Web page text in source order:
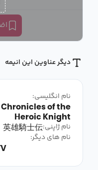
دیگر عناوین این انیمه
نام انگلیسی:
Chronicles of the
Heroic Knight
نام ژاپنی:雄騎士伝
نام های دیگر: